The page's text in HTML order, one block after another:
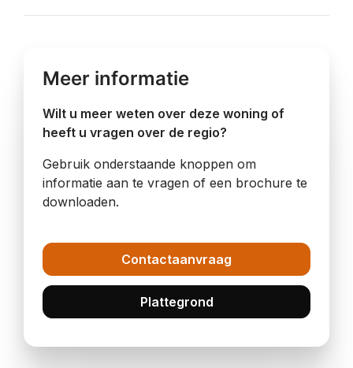
Meer informatie
Wilt u meer weten over deze woning of
heeft u vragen over de regio?
Gebruik onderstaande knoppen om
informatie aan te vragen of een brochure te
downloaden.
Contactaanvraag
Plattegrond